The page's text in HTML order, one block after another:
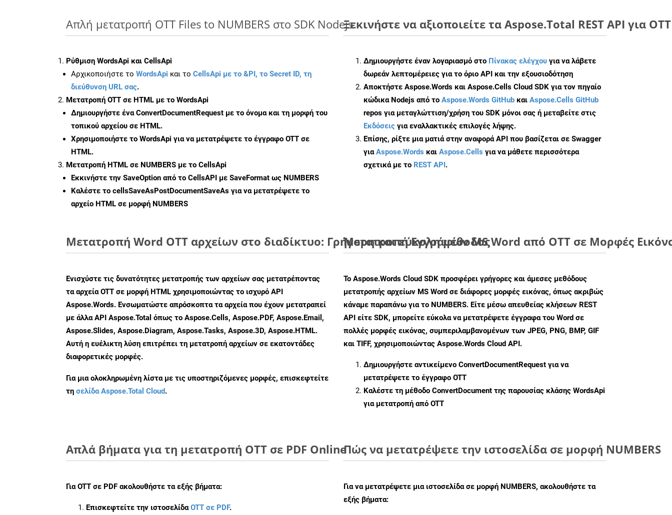
Απλή μετατροπή OTT Files to NUMBERS στο SDK Nodejs
Ρύθμιση WordsApi και CellsApi
Αρχικοποιήστε το WordsApi και το CellsApi με το &PI, το Secret ID, τη
διεύθυνση URL σας.
Μετατροπή OTT σε HTML με το WordsApi
Δημιουργήστε έναConvertDocumentRequest με το όνομα και τη μορφή του
τοπικού αρχείου σε HTML.
Χρησιμοποιήστε το WordsApi για να μετατρέψετε το έγγραφο OTT σε
HTML.
Μετατροπή HTML σε NUMBERS με το CellsApi
Εκκινήστε την SaveOption από το CellsAPI με SaveFormat ως NUMBERS
Καλέστε το cellsSaveAsPostDocumentSaveAs για να μετατρέψετε το
αρχείο HTML σε μορφή NUMBERS
Ξεκινήστε να αξιοποιείτε τα Aspose.Total REST API για
Δημιουργήστε έναν λογαριασμό στο Πίνακας ελέγχου για να λάβετε
δωρεάν λεπτομέρειες για το όριο API και την εξουσιοδότηση
Αποκτήστε Aspose.Words και Aspose.Cells Cloud SDK για τον πηγαίο
κώδικα Nodejs από το Aspose.Words GitHub και Aspose.Cells GitHub
repos για μεταγλώττιση/χρήση του SDK μόνοι σας ή μεταβείτε στις
Εκδόσεις για εναλλακτικές επιλογές λήψης.
Επίσης, ρίξτε μια ματιά στην αναφορά API που βασίζεται σε Swagger
γιαAspose.Words και Aspose.Cells για να μάθετε περισσότερα
σχετικά με το REST API.
Μετατροπή Word OTT αρχείων στο διαδίκτυο: Γρήγορη και εύκολη μέθοδος
Ενισχύστε τις δυνατότητες μετατροπής των αρχείων σας μετατρέποντας
τα αρχεία OTT σε μορφή HTML χρησιμοποιώντας το ισχυρό API
Aspose.Words. Ενσωματώστε απρόσκοπτα τα αρχεία που έχουν μετατραπεί
με άλλα API Aspose.Total όπως το Aspose.Cells, Aspose.PDF, Aspose.Email,
Aspose.Slides, Aspose.Diagram, Aspose.Tasks, Aspose.3D, Aspose.HTML.
Αυτή η ευέλικτη λύση επιτρέπει τη μετατροπή αρχείων σε εκατοντάδες
διαφορετικές μορφές.
Για μια ολοκληρωμένη λίστα με τις υποστηριζόμενες μορφές, επισκεφτείτε
τη σελίδα Aspose.Total Cloud.
Μετατροπή Εγγράφων MS Word από OTT σε Μορφές
Το Aspose.Words Cloud SDK προσφέρει γρήγορες και άμεσες μεθόδους
μετατροπής αρχείων MS Word σε διάφορες μορφές εικόνας, όπως ακριβώς
κάναμε παραπάνω για το NUMBERS. Είτε μέσω απευθείας κλήσεων REST
API είτε SDK, μπορείτε εύκολα να μετατρέψετε έγγραφα του Word σε
πολλές μορφές εικόνας, συμπεριλαμβανομένων των JPEG, PNG, BMP, GIF
και TIFF, χρησιμοποιώντας Aspose.Words Cloud API.
Δημιουργήστε αντικείμενο ConvertDocumentRequest για να
μετατρέψετε το έγγραφο OTT
Καλέστε τη μέθοδο ConvertDocument της παρουσίας κλάσης WordsApi
για μετατροπή από OTT
Απλά βήματα για τη μετατροπή OTT σε PDF Online
ΓιαOTT σε PDF ακολουθήστε τα εξής βήματα:
Επισκεφτείτε την ιστοσελίδαOTT σε PDF.
Πώς να μετατρέψετε την ιστοσελίδα σε μορφή NUMBERS
Για να μετατρέψετε μια ιστοσελίδα σε μορφή NUMBERS, ακολουθήστε τα
εξής βήματα: